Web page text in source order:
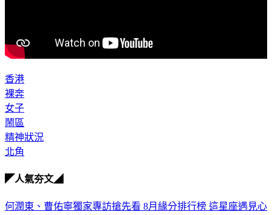
香港
裸奔
女子
鬧區
精神狀況
北角
◤人氣夯文◢
何潤東、曹佑寧獨家專訪搶先看 8月緣分排行榜 這星座遇見心